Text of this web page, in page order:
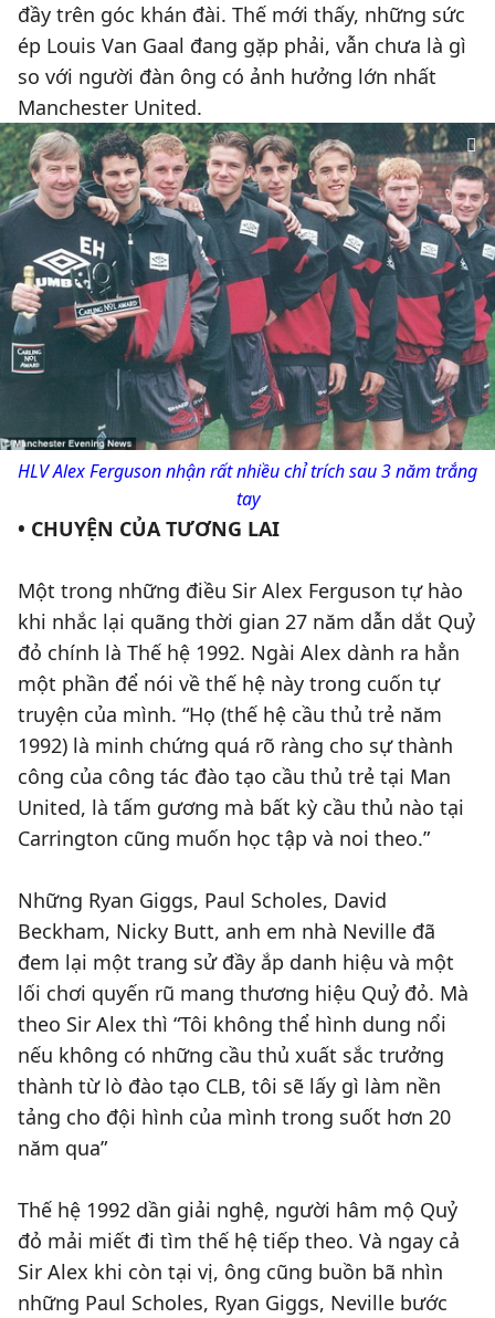
đầy trên góc khán đài. Thế mới thấy, những sức
ép Louis Van Gaal đang gặp phải, vẫn chưa là gì
so với người đàn ông có ảnh hưởng lớn nhất
Manchester United.
HLV Alex Ferguson nhận rất nhiều chỉ trích sau 3 năm trắng
tay
• CHUYỆN CỦA TƯƠNG LAI
Một trong những điều Sir Alex Ferguson tự hào
khi nhắc lại quãng thời gian 27 năm dẫn dắt Quỷ
đỏ chính là Thế hệ 1992. Ngài Alex dành ra hẳn
một phần để nói về thế hệ này trong cuốn tự
truyện của mình. “Họ (thế hệ cầu thủ trẻ năm
1992) là minh chứng quá rõ ràng cho sự thành
công của công tác đào tạo cầu thủ trẻ tại Man
United, là tấm gương mà bất kỳ cầu thủ nào tại
Carrington cũng muốn học tập và noi theo.”
Những Ryan Giggs, Paul Scholes, David
Beckham, Nicky Butt, anh em nhà Neville đã
đem lại một trang sử đầy ắp danh hiệu và một
lối chơi quyến rũ mang thương hiệu Quỷ đỏ. Mà
theo Sir Alex thì “Tôi không thể hình dung nổi
nếu không có những cầu thủ xuất sắc trưởng
thành từ lò đào tạo CLB, tôi sẽ lấy gì làm nền
tảng cho đội hình của mình trong suốt hơn 20
năm qua”
Thế hệ 1992 dần giải nghệ, người hâm mộ Quỷ
đỏ mải miết đi tìm thế hệ tiếp theo. Và ngay cả
Sir Alex khi còn tại vị, ông cũng buồn bã nhìn
những Paul Scholes, Ryan Giggs, Neville bước